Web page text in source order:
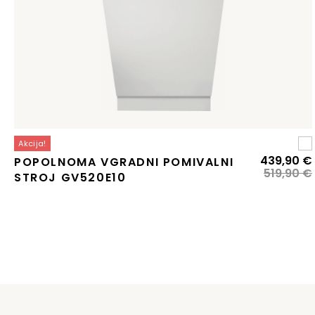
Akcija!
POPOLNOMA VGRADNI POMIVALNI
STROJ GV520E10
519,90€
439,90 €